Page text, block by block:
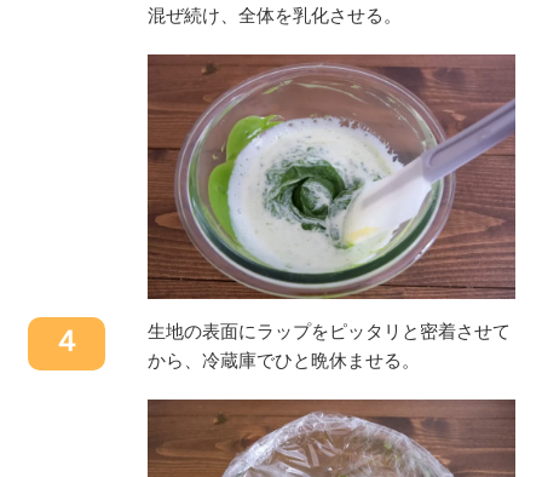
混ぜ続け、全体を乳化させる。
４
生地の表面にラップをピッタリと密着させて
から、冷蔵庫でひと晩休ませる。